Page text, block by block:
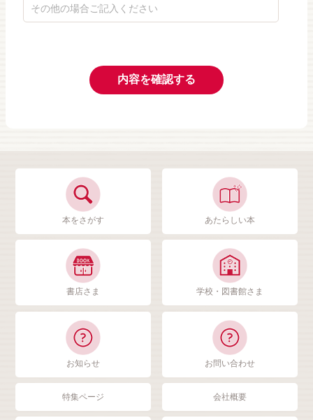
内容を確認する
本をさがす あたらしい本
書店さま 学校・図書館さま
お知らせ お問い合わせ
特集ページ 会社概要